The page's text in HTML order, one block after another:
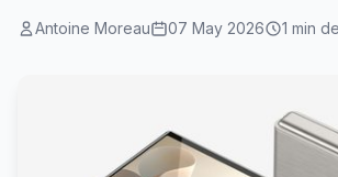
Antoine Moreau 07 May 2026 1 min